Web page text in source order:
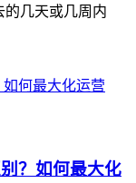
的几天或几周内
？如何最大化